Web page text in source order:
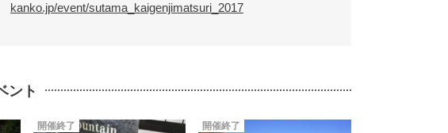
kanko.jp/event/sutama_kaigenjimatsuri_2017
ント
開催終了 開催終了